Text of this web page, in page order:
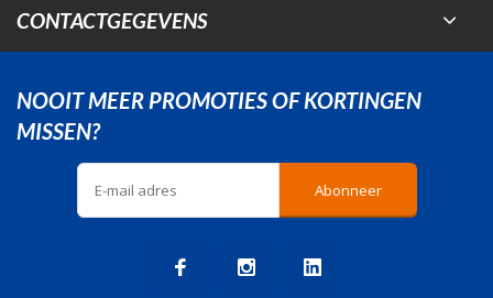
CONTACTGEGEVENS
NOOIT MEER PROMOTIES OF KORTINGEN
MISSEN?
Abonneer